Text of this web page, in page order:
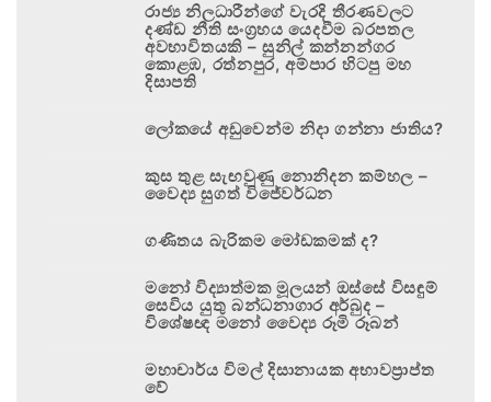
රාජ්‍ය නිලධාරීන්ගේ වැරදි තීරණවලට
දණ්ඩ නීති සංග්‍රහය යෙදවීම බරපතල
අවභාවිතයකි – සුනිල් කන්නන්ගර
කොළඹ, රත්නපුර, අම්පාර හිටපු මහ
දිසාපති
ලෝකයේ අඩුවෙන්ම නිදා ගන්නා ජාතිය?
කුස තුළ සැඟවුණු නොනිදන කම්හල –
වෛද්‍ය සුගත් විජේවර්ධන
ගණිතය බැරිකම මෝඩකමක් ද?
මනෝ විද්‍යාත්මක මූලයන් ඔස්සේ විසඳුම්
සෙවිය යුතු බන්ධනාගාර අර්බුද –
විශේෂඥ මනෝ වෛද්‍ය රූමි රූබන්
මහාචාර්ය විමල් දිසානායක අභාවප්‍රාප්ත
වේ